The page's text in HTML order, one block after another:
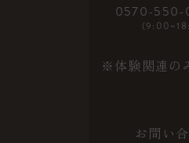
0570-550-
※体験関連の
お問い